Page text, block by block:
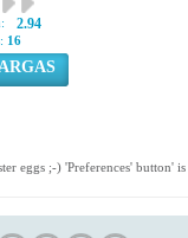
2.94
16
eggs ;-) 'Preferences' button'